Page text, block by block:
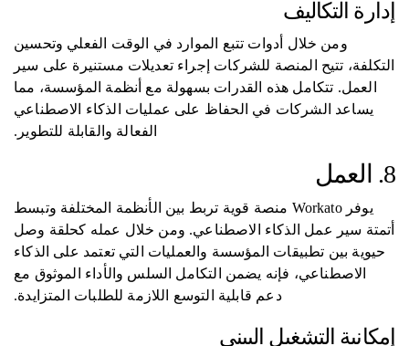
إدارة التكاليف
ومن خلال أدوات تتبع الموارد في الوقت الفعلي وتحسين
التكلفة، تتيح المنصة للشركات إجراء تعديلات مستنيرة على سير
العمل. تتكامل هذه القدرات بسهولة مع أنظمة المؤسسة، مما
يساعد الشركات في الحفاظ على عمليات الذكاء الاصطناعي
الفعالة والقابلة للتطوير.
8. العمل
يوفر Workato منصة قوية تربط بين الأنظمة المختلفة وتبسط
أتمتة سير عمل الذكاء الاصطناعي. ومن خلال عمله كحلقة وصل
حيوية بين تطبيقات المؤسسة والعمليات التي تعتمد على الذكاء
الاصطناعي، فإنه يضمن التكامل السلس والأداء الموثوق مع
دعم قابلية التوسع اللازمة للطلبات المتزايدة.
إمكانية التشغيل البيني